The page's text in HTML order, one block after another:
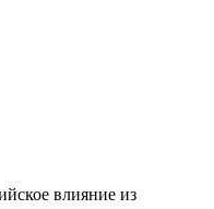
влияние из